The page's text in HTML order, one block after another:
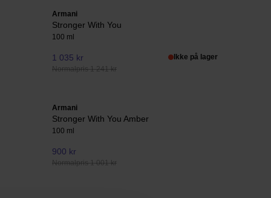
Armani
Stronger With You
100 ml
1 035 kr
Normalpris 1 241 kr
Ikke på lager
Armani
Stronger With You Amber
100 ml
900 kr
Normalpris 1 001 kr